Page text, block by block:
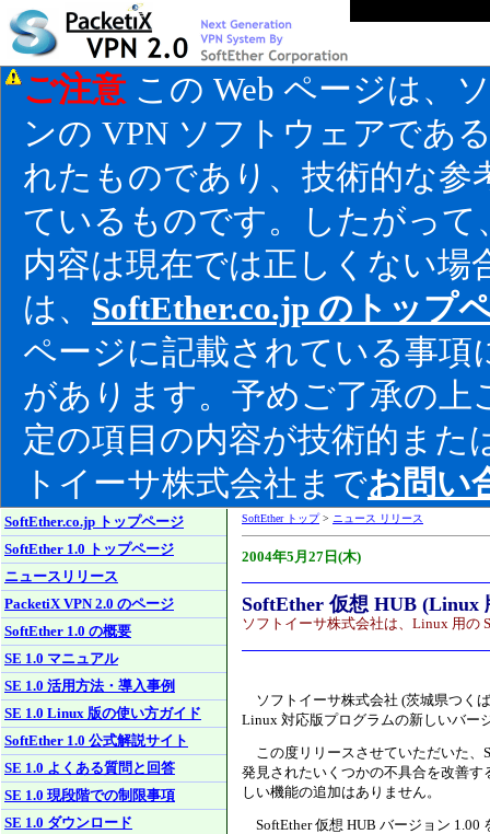
ご注意 この Web ページは、
ンの VPN ソフトウェアであ
れたものであり、技術的な参
ているものです。したがって
内容は現在では正しくない
は、 SoftEther.co.jp のトップ
ページに記載されている事
があります。予めご了承の上
定の項目の内容が技術的また
トイーサ株式会社までお問い
SoftEther.co.jp トップページ
SoftEther 1.0 トップページ
ニュースリリース
PacketiX VPN 2.0 のページ
SoftEther 1.0 の概要
SE 1.0 マニュアル
SE 1.0 活用方法・導入事例
SE 1.0 Linux 版の使い方ガイド
SoftEther 1.0 公式解説サイト
SE 1.0 よくある質問と回答
SE 1.0 現段階での制限事項
SE 1.0 ダウンロード
SoftEther トップ> ニュース リリース
2004年5月27日(木)
SoftEther 仮想 HUB (Linux
ソフトイーサ株式会社は、Linux 用の
ソフトイーサ株式会社 (茨城県つく
Linux 対応版プログラムの新しいバー
この度リリースさせていただいた、
発見されたいくつかの不具合を改善
しい機能の追加はありません。
SoftEther 仮想 HUB バージョン 1.00